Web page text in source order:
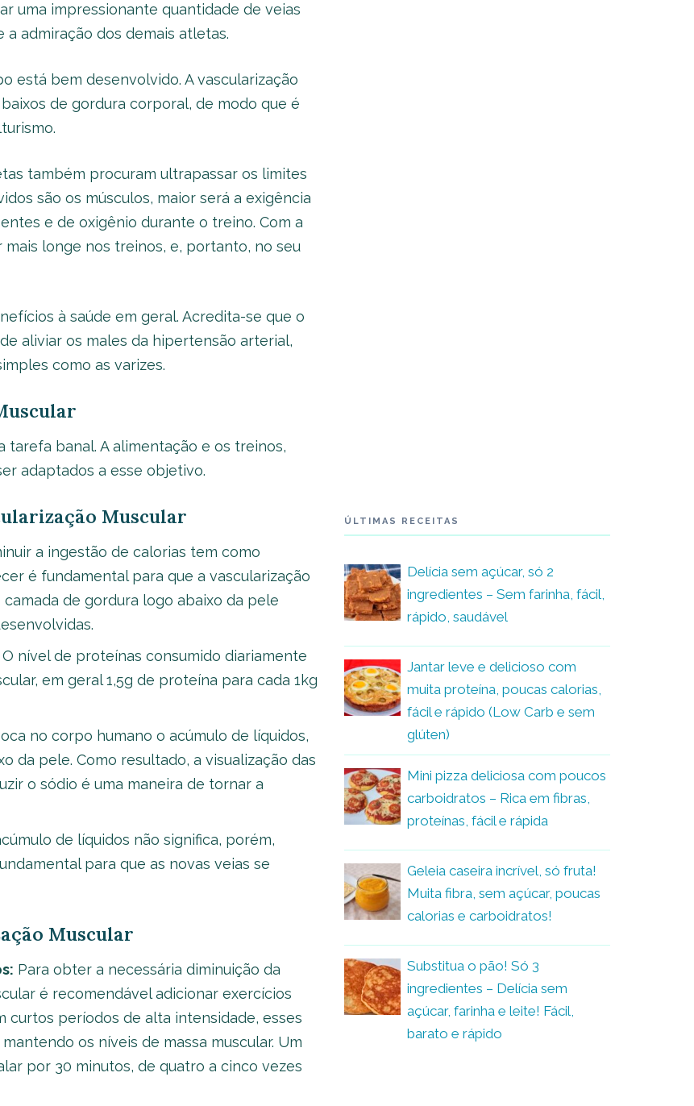
uma impressionante quantidade de veias
admiração dos demais atletas.
está bem desenvolvido. A vascularização
de gordura corporal, de modo que é
também procuram ultrapassar os limites
são os músculos, maior será a exigência
e de oxigênio durante o treino. Com a
longe nos treinos, e, portanto, no seu
à saúde em geral. Acredita-se que o
aliviar os males da hipertensão arterial,
como as varizes.
tarefa banal. A alimentação e os treinos,
adaptados a esse objetivo.
Muscular
a ingestão de calorias tem como
é fundamental para que a vascularização
de gordura logo abaixo da pele
O nível de proteínas consumido diariamente
em geral 1,5g de proteína para cada 1kg
no corpo humano o acúmulo de líquidos,
da pele. Como resultado, a visualização das
o sódio é uma maneira de tornar a
de líquidos não significa, porém,
para que as novas veias se
Muscular
Para obter a necessária diminuição da
é recomendável adicionar exercícios
curtos períodos de alta intensidade, esses
os níveis de massa muscular. Um
por 30 minutos, de quatro a cinco vezes
ÚLTIMAS RECEITAS
Delícia sem açúcar, só 2
ingredientes – Sem farinha, fácil,
rápido, saudável
Jantar leve e delicioso com
muita proteína, poucas calorias,
fácil e rápido (Low Carb e sem
glúten)
Mini pizza deliciosa com poucos
carboidratos – Rica em fibras,
proteínas, fácil e rápida
Geleia caseira incrível, só fruta!
Muita fibra, sem açúcar, poucas
calorias e carboidratos!
Substitua o pão! Só 3
ingredientes – Delícia sem
açúcar, farinha e leite! Fácil,
barato e rápido